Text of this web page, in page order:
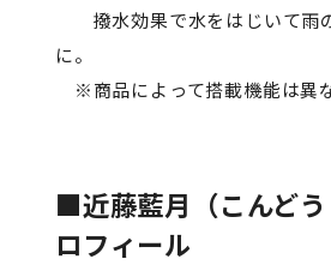
撥水効果で水をはじいて雨
に。
※商品によって搭載機能は異な
■近藤藍月（こんど
ロフィール